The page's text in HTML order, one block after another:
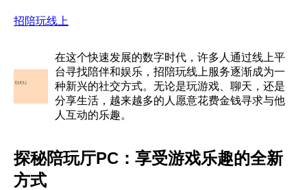
招陪玩线上
在这个快速发展的数字时代，许多人通过线上平
台寻找陪伴和娱乐，招陪玩线上服务逐渐成为一
种新兴的社交方式。无论是玩游戏、聊天，还是
分享生活，越来越多的人愿意花费金钱寻求与他
人互动的乐趣。
探秘陪玩厅PC：享受游戏乐趣的全新
方式